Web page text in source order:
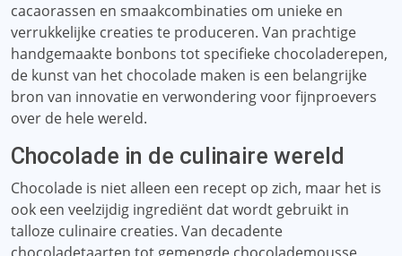
cacaorassen en smaakcombinaties om unieke en
verrukkelijke creaties te produceren. Van prachtige
handgemaakte bonbons tot specifieke chocoladerepen,
de kunst van het chocolade maken is een belangrijke
bron van innovatie en verwondering voor fijnproevers
over de hele wereld.
Chocolade in de culinaire wereld
Chocolade is niet alleen een recept op zich, maar het is
ook een veelzijdig ingrediënt dat wordt gebruikt in
talloze culinaire creaties. Van decadente